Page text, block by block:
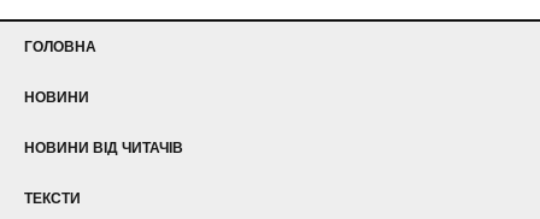
ГОЛОВНА
НОВИНИ
НОВИНИ ВІД ЧИТАЧІВ
ТЕКСТИ